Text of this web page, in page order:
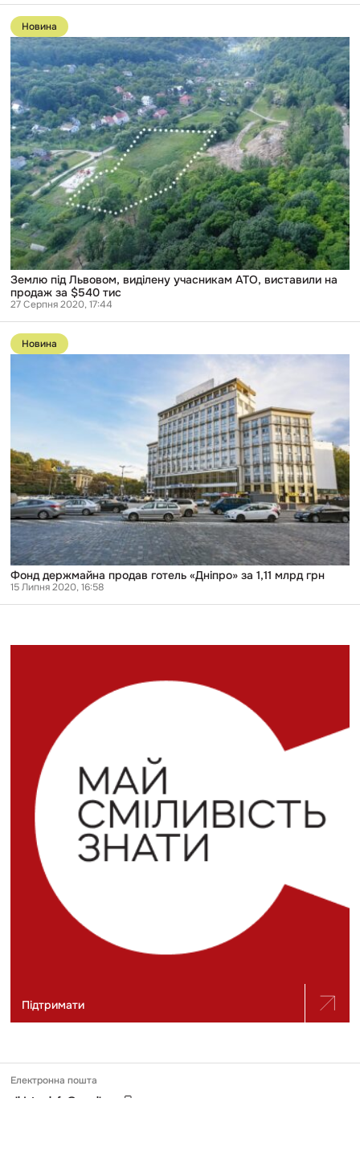
Перейти
до
публікації
Землю
під
Львовом,
виділену
учасникам
АТО,
виставили
на
продаж
за
$540
тис
Новина
Землю під Львовом, виділену учасникам АТО, виставили на
продаж за $540 тис
27 Серпня 2020, 17:44
Перейти
до
публікації
продав
млрд
грн
Новина
Фонд держмайна продав готель «Дніпро» за 1,11 млрд грн
15 Липня 2020, 16:58
Підтримати
Електронна пошта
slidstvo.info@gmail.com